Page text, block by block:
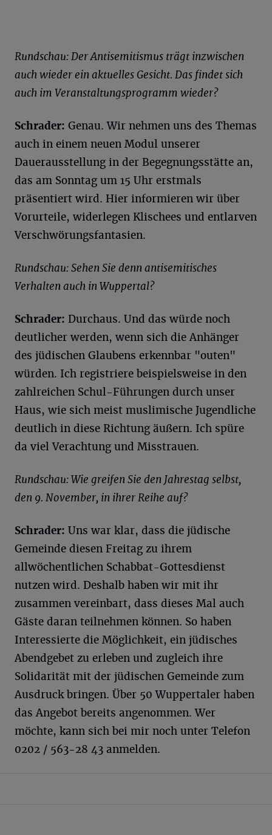
Rundschau: Der Antisemitismus trägt inzwischen
auch wieder ein aktuelles Gesicht. Das findet sich
auch im Veranstaltungsprogramm wieder?
Schrader: Genau. Wir nehmen uns des Themas
auch in einem neuen Modul unserer
Dauerausstellung in der Begegnungsstätte an,
das am Sonntag um 15 Uhr erstmals
präsentiert wird. Hier informieren wir über
Vorurteile, widerlegen Klischees und entlarven
Verschwörungsfantasien.
Rundschau: Sehen Sie denn antisemitisches
Verhalten auch in Wuppertal?
Schrader: Durchaus. Und das würde noch
deutlicher werden, wenn sich die Anhänger
des jüdischen Glaubens erkennbar "outen"
würden. Ich registriere beispielsweise in den
zahlreichen Schul-Führungen durch unser
Haus, wie sich meist muslimische Jugendliche
deutlich in diese Richtung äußern. Ich spüre
da viel Verachtung und Misstrauen.
Rundschau: Wie greifen Sie den Jahrestag selbst,
den 9. November, in ihrer Reihe auf?
Schrader: Uns war klar, dass die jüdische
Gemeinde diesen Freitag zu ihrem
allwöchentlichen Schabbat-Gottesdienst
nutzen wird. Deshalb haben wir mit ihr
zusammen vereinbart, dass dieses Mal auch
Gäste daran teilnehmen können. So haben
Interessierte die Möglichkeit, ein jüdisches
Abendgebet zu erleben und zugleich ihre
Solidarität mit der jüdischen Gemeinde zum
Ausdruck bringen. Über 50 Wuppertaler haben
das Angebot bereits angenommen. Wer
möchte, kann sich bei mir noch unter Telefon
0202 / 563-28 43 anmelden.